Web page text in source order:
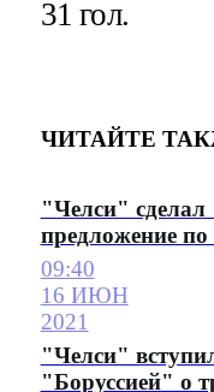
31 гол.
ЧИТАЙТЕ
"Челси" сделал
предложение
09:40
16 ИЮН
2021
"Челси"
"Боруссией" о